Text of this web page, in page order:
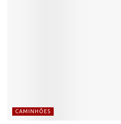
CAMINHÕES